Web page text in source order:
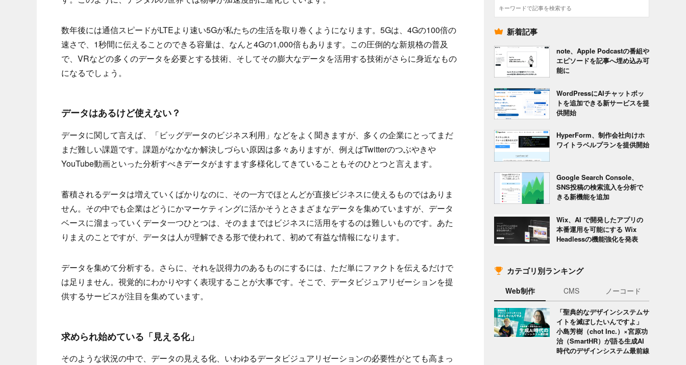
数年後には通信スピードがLTEより速い5Gが私たちの生活を取り巻くようになります。5Gは、4Gの100倍の
速さで、1秒間に伝えることのできる容量は、なんと4Gの1,000倍もあります。この圧倒的な新規格の普及
で、VRなどの多くのデータを必要とする技術、そしてその膨大なデータを活用する技術がさらに身近なもの
になるでしょう。
データはあるけど使えない？
データに関して言えば、「ビッグデータのビジネス利用」などをよく聞きますが、多くの企業にとってまだ
まだ難しい課題です。課題がなかなか解決しづらい原因は多々ありますが、例えばTwitterのつぶやきや
YouTube動画といった分析すべきデータがますます多様化してきていることもそのひとつと言えます。
蓄積されるデータは増えていくばかりなのに、その一方でほとんどが直接ビジネスに使えるものではありま
せん。その中でも企業はどうにかマーケティングに活かそうとさまざまなデータを集めていますが、データ
ベースに溜まっていくデータ一つひとつは、そのままではビジネスに活用をするのは難しいものです。あた
りまえのことですが、データは人が理解できる形で使われて、初めて有益な情報になります。
データを集めて分析する。さらに、それを説得力のあるものにするには、ただ単にファクトを伝えるだけで
は足りません。視覚的にわかりやすく表現することが大事です。そこで、データビジュアリゼーションを提
供するサービスが注目を集めています。
求められ始めている「見える化」
そのような状況の中で、データの見える化、いわゆるデータビジュアリゼーションの必要性がとても高まっ
検
索
新着記事
note、Apple Podcastの番組や
エピソードを記事へ埋め込み可
能に
WordPressにAIチャットボッ
トを追加できる新サービスを提
供開始
HyperForm、制作会社向けホ
ワイトラベルプランを提供開始
Google Search Console、
SNS投稿の検索流入を分析で
きる新機能を追加
Wix、AI で開発したアプリの
本番運用を可能にする Wix
Headlessの機能強化を発表
カテゴリ別ランキング
Web制作 CMS ノーコード
「聖典的なデザインシステムサ
イトを滅ぼしたいんですよ」
小島芳樹（chot Inc.）×宮原功
治（SmartHR）が語る生成AI
時代のデザインシステム最前線